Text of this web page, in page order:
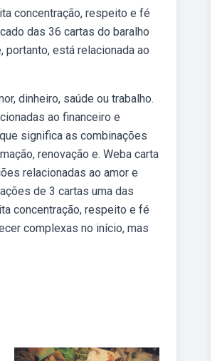
concentração, respeito e fé
das 36 cartas do baralho
está relacionada ao
dinheiro, saúde ou trabalho.
ao financeiro e
significa as combinações
renovação e. Weba carta
relacionadas ao amor e
de 3 cartas uma das
concentração, respeito e fé
complexas no início, mas